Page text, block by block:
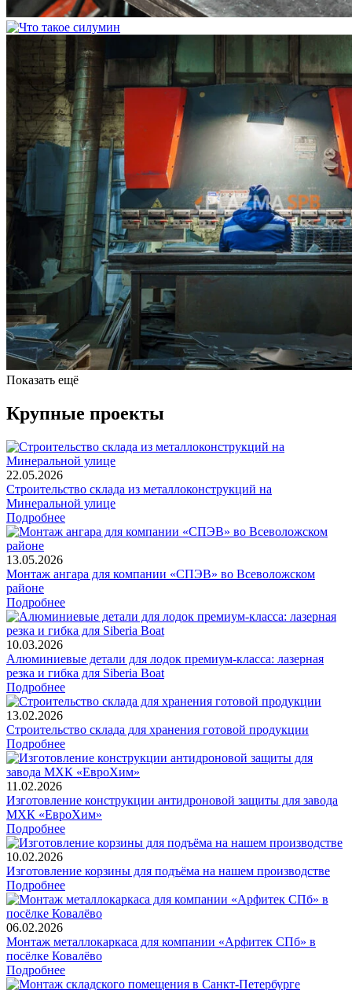
Показать ещё
Крупные проекты
22.05.2026
Строительство склада из металлоконструкций на
Минеральной улице
Подробнее
13.05.2026
Монтаж ангара для компании «СПЭВ» во Всеволожском
районе
Подробнее
10.03.2026
Алюминиевые детали для лодок премиум-класса: лазерная
резка и гибка для Siberia Boat
Подробнее
13.02.2026
Строительство склада для хранения готовой продукции
Подробнее
11.02.2026
Изготовление конструкции антидроновой защиты для завода
МХК «ЕвроХим»
Подробнее
10.02.2026
Изготовление корзины для подъёма на нашем производстве
Подробнее
06.02.2026
Монтаж металлокаркаса для компании «Арфитек СПб» в
посёлке Ковалёво
Подробнее